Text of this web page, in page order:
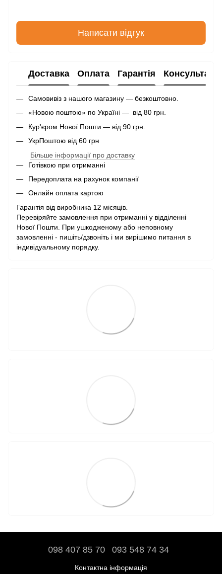
Написати відгук
Доставка Оплата Гарантія Консультація
Самовивіз з нашого магазину — безкоштовно.
«Новою поштою» по Україні — від 80 грн.
Кур'єром Нової Пошти — від 90 грн.
УкрПоштою від 60 грн
Більше інформації про доставку
Готівкою при отриманні
Передоплата на рахунок компанії
Онлайн оплата картою
Гарантія від виробника 12 місяців.
Перевіряйте замовлення при отриманні у відділенні
Нової Пошти. При ушкодженому або неповному
замовленні - пишіть/дзвоніть і ми вирішимо питання в
індивідуальному порядку.
098 407 85 70 093 548 74 34
Контактна інформація